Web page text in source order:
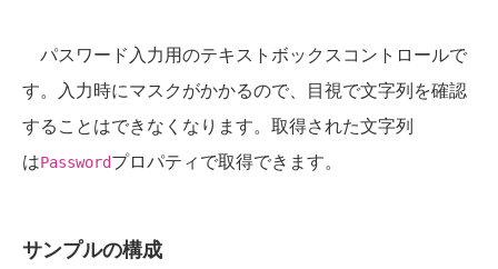
パスワード入力用のテキストボックスコントロールで
す。入力時にマスクがかかるので、目視で文字列を確認
することはできなくなります。取得された文字列
はPasswordプロパティで取得できます。
サンプルの構成